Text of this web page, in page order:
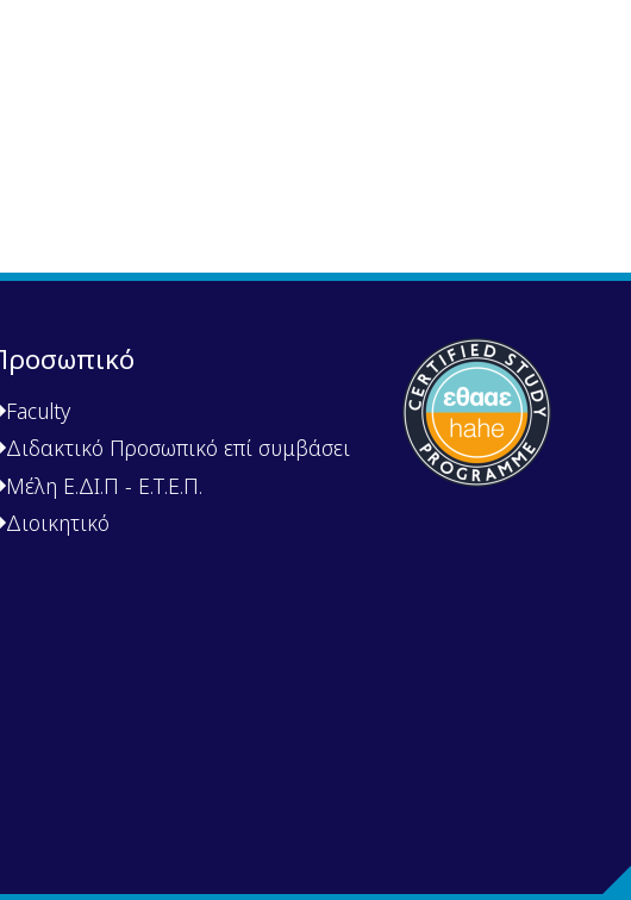
Faculty
Διδακτικό Προσωπικό επί συμβάσει
Μέλη Ε.ΔΙ.Π - Ε.Τ.Ε.Π.
Διοικητικό